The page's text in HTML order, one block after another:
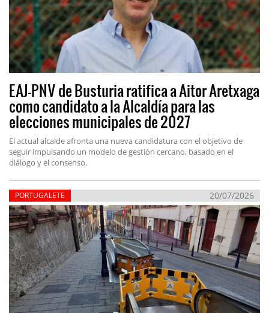
EAJ-PNV de Busturia ratifica a Aitor Aretxaga
como candidato a la Alcaldía para las
elecciones municipales de 2027
El actual alcalde afronta una nueva candidatura con el objetivo de
seguir impulsando un modelo de gestión cercano, basado en el
diálogo y el consenso.
PORTUGALETE 20/07/2026